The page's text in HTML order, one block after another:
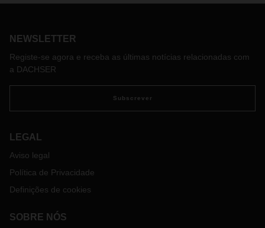
NEWSLETTER
Registe-se agora e receba as últimas notícias relacionadas com
a DACHSER
Subscrever
LEGAL
Aviso legal
Política de Privacidade
Definições de cookies
SOBRE NÓS